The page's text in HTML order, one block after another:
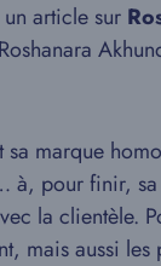
article sur
marque
à, pour finir,
la clientèle.
mais aussi les